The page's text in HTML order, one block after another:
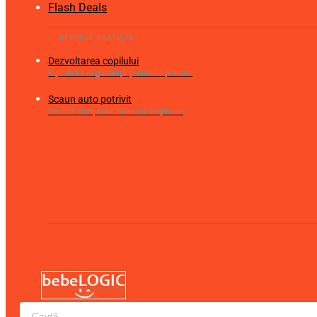
Flash Deals
Dezvoltarea copilului
Fișe de lucru gradiniță și clasele primare
Scaun auto potrivit
Verifică compatibilitatea cu mașina ta
Products